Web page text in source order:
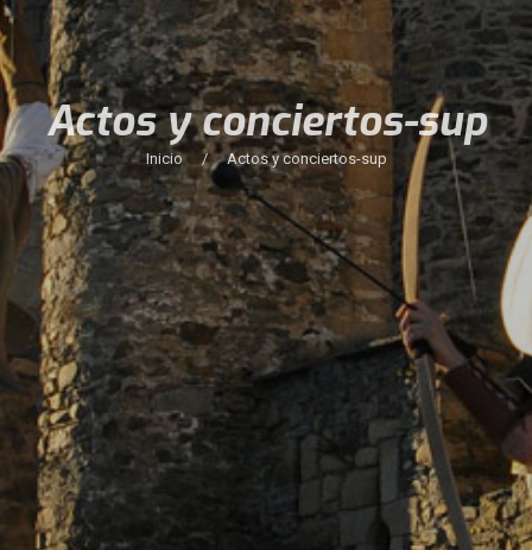
Actos y conciertos-sup
Inicio / Actos y conciertos-sup